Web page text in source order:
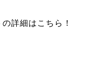
詳細はこちら！